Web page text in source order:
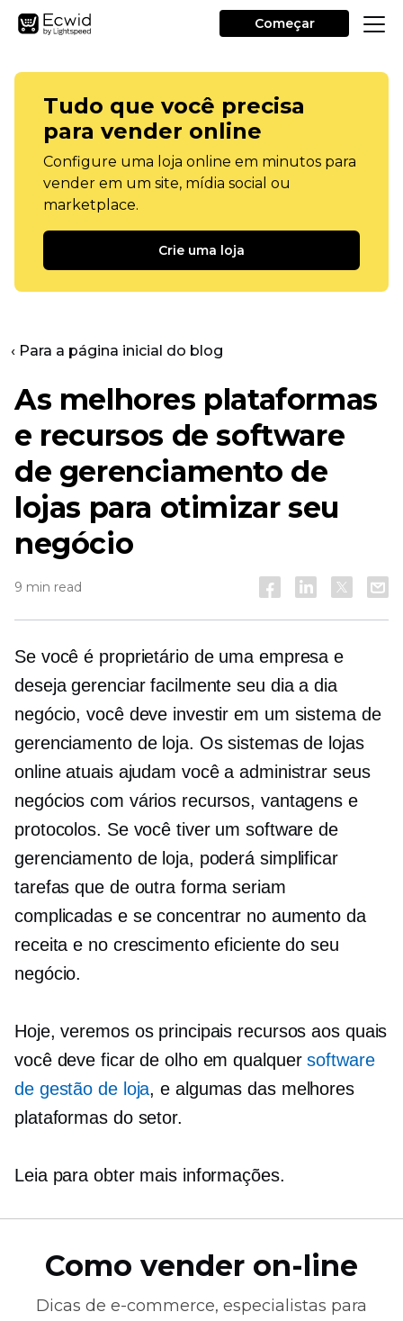
Começar
Tudo que você precisa
para vender online
Configure uma loja online em minutos para
vender em um site, mídia social ou
marketplace.
Crie uma loja
‹ Para a página inicial do blog
As melhores plataformas
e recursos de software
de gerenciamento de
lojas para otimizar seu
negócio
9 min read
Se você é proprietário de uma empresa e
deseja gerenciar facilmente seu dia a dia
negócio, você deve investir em um sistema de
gerenciamento de loja. Os sistemas de lojas
online atuais ajudam você a administrar seus
negócios com vários recursos, vantagens e
protocolos. Se você tiver um software de
gerenciamento de loja, poderá simplificar
tarefas que de outra forma seriam
complicadas e se concentrar no aumento da
receita e no crescimento eficiente do seu
negócio.
Hoje, veremos os principais recursos aos quais
você deve ficar de olho em qualquersoftware
de gestão de loja, e algumas das melhores
plataformas do setor.
Leia para obter mais informações.
Como vender on-line
Dicas de e-commerce, especialistas para